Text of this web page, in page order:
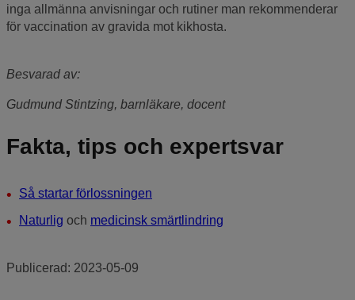
inga allmänna anvisningar och rutiner man rekommenderar
för vaccination av gravida mot kikhosta.
Besvarad av:
Gudmund Stintzing, barnläkare, docent
Fakta, tips och expertsvar
Så startar förlossningen
Naturlig och medicinsk smärtlindring
Publicerad: 2023-05-09